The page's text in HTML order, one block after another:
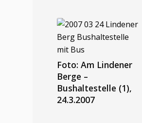
Foto: Am Lindener
Berge –
Bushaltestelle (1),
24.3.2007